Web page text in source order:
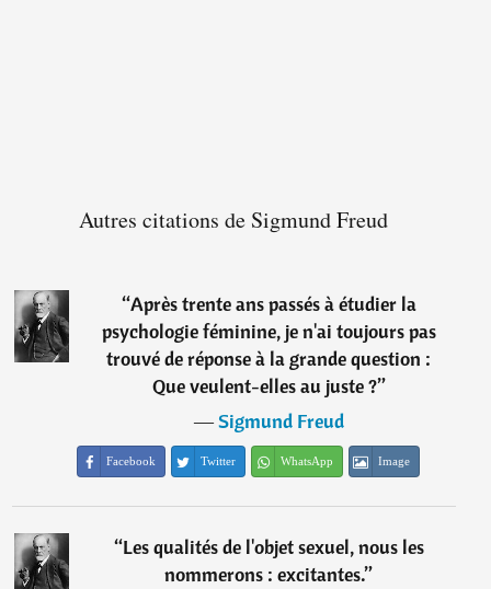
Autres citations de Sigmund Freud
“Après trente ans passés à étudier la
psychologie féminine, je n'ai toujours pas
trouvé de réponse à la grande question :
Que veulent-elles au juste ?”
―Sigmund Freud
Facebook Twitter WhatsApp Image
“Les qualités de l'objet sexuel, nous les
nommerons : excitantes.”